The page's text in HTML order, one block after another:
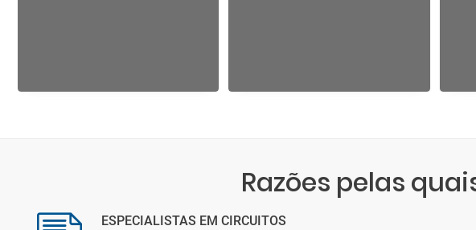
Razões pelas
ESPECIALISTAS EM CIRCUITOS